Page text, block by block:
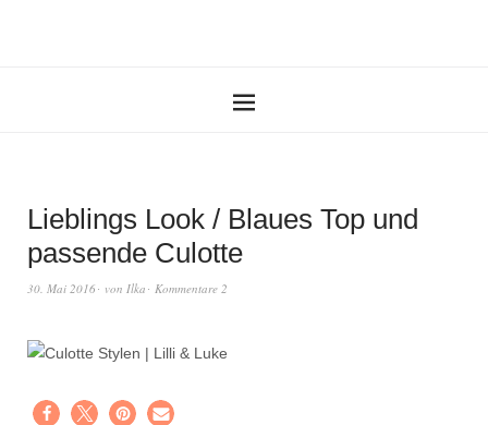
Lieblings Look / Blaues Top und
passende Culotte
30. Mai 2016 von Ilka Kommentare 2